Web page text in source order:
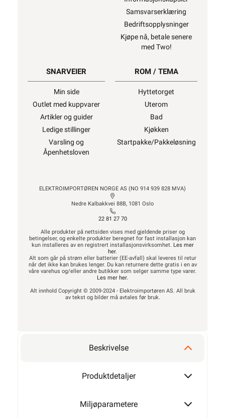
Samsvarserklæring
Bedriftsopplysninger
Kjøpe nå, betale senere
med Two!
SNARVEIER
Min side
Outlet med kuppvarer
Artikler og guider
Ledige stillinger
Varsling og
Åpenhetsloven
ROM / TEMA
Hyttetorget
Uterom
Bad
Kjøkken
Startpakke/Pakkeløsning
ELEKTROIMPORTØREN NORGE AS (NO 914 939 828 MVA)
Nedre Kalbakkvei 88B, 1081 Oslo
22 81 27 70
Alle produkter på nettsiden vises med gjeldende priser og
betingelser, og enkelte produkter beregnet for fast installasjon kan
kun installeres av en registrert installasjonsvirksomhet. Les mer
her.
Alt som går på strøm eller batterier (EE-avfall) skal leveres til retur
når det ikke kan brukes lenger. Du kan returnere dette gratis i en av
våre varehus og/eller andre butikker som selger samme type varer.
Les mer her.
Alt innhold Copyright © 2009-2024 - Elektroimportøren AS. All bruk
av tekst og bilder må avtales før bruk.
Beskrivelse
Produktdetaljer
Miljøparametere